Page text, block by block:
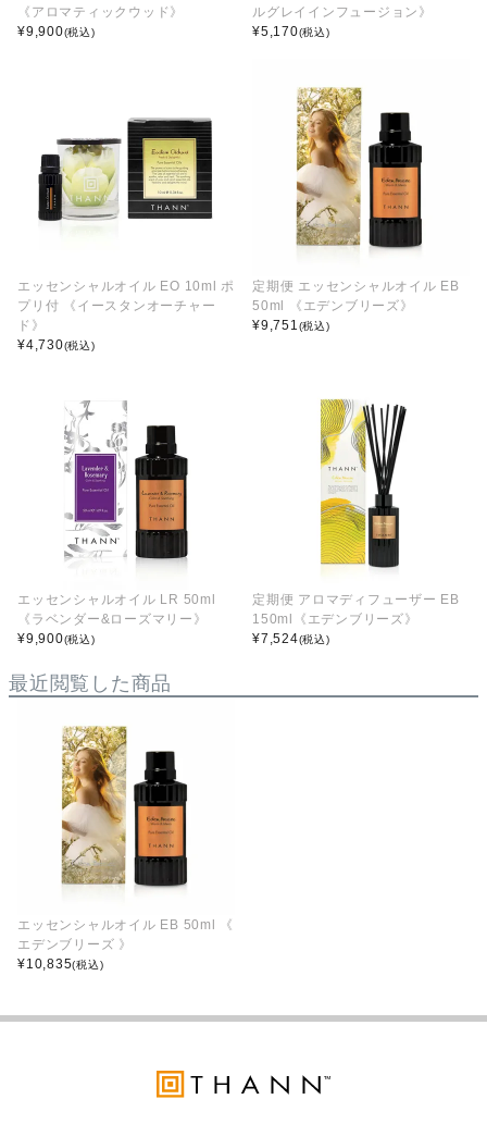
《アロマティックウッド》
¥9,900(税込)
ルグレイインフュージョン》
¥5,170(税込)
エッセンシャルオイル EO 10ml ポ
プリ付 《イースタンオーチャー
ド》
¥4,730(税込)
定期便 エッセンシャルオイル EB
50ml 《エデンブリーズ》
¥9,751 (税込)
エッセンシャルオイル LR 50ml
《ラベンダー&ローズマリー》
¥9,900(税込)
定期便 アロマディフューザー EB
150ml《エデンブリーズ》
¥7,524(税込)
最近閲覧した商品
エッセンシャルオイル EB 50ml 《
エデンブリーズ 》
¥10,835(税込)